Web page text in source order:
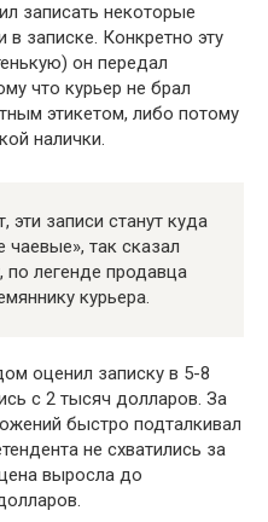
записать некоторые
записке. Конкретно эту
он передал
что курьер не брал
этикетом, либо потому
налички.
записи станут куда
так сказал
по легенде продавца
курьера.
оценил записку в 5-8
с 2 тысяч долларов. За
быстро подталкивал
не схватились за
выросла до